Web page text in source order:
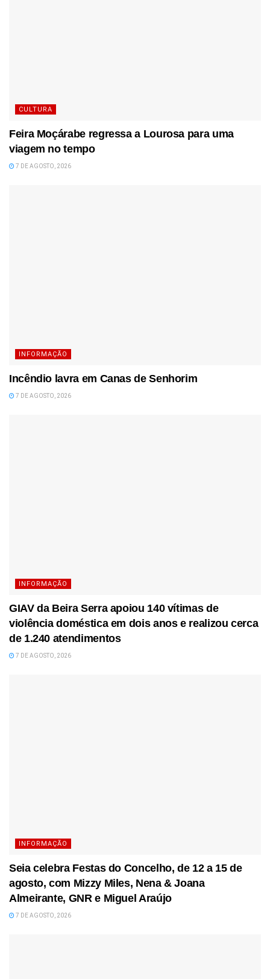
CULTURA
Feira Moçárabe regressa a Lourosa para uma
viagem no tempo
7 DE AGOSTO, 2026
INFORMAÇÃO
Incêndio lavra em Canas de Senhorim
7 DE AGOSTO, 2026
INFORMAÇÃO
GIAV da Beira Serra apoiou 140 vítimas de
violência doméstica em dois anos e realizou cerca
de 1.240 atendimentos
7 DE AGOSTO, 2026
INFORMAÇÃO
Seia celebra Festas do Concelho, de 12 a 15 de
agosto, com Mizzy Miles, Nena & Joana
Almeirante, GNR e Miguel Araújo
7 DE AGOSTO, 2026